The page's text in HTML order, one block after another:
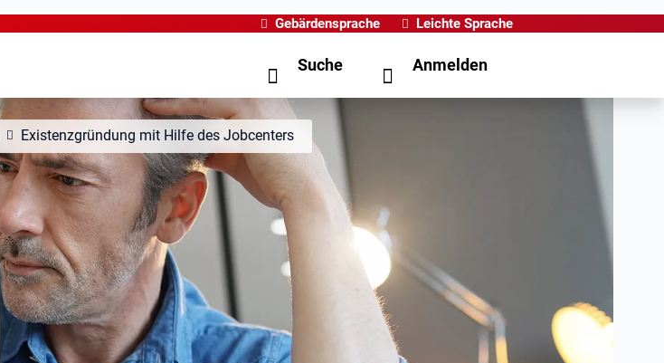
Gebärdensprache Leichte Sprache
Suche Anmelden
Existenzgründung mit Hilfe des Jobcenters